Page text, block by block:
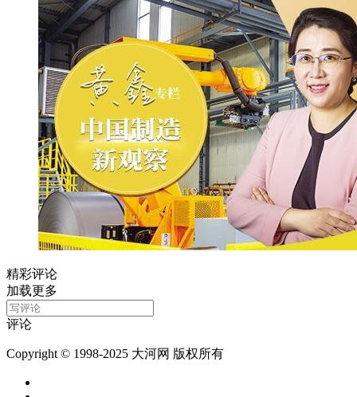
精彩评论
加载更多
评论
Copyright © 1998-2025 大河网 版权所有